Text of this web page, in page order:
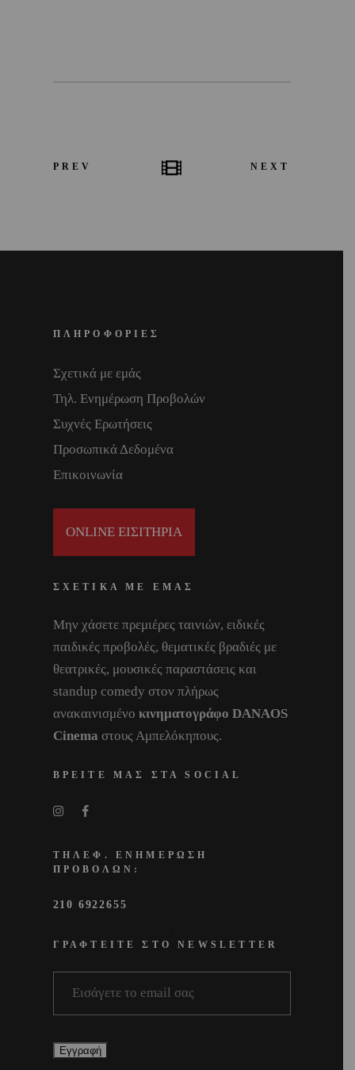
PREV NEXT
ΠΛΗΡΟΦΟΡΙΕΣ
Σχετικά με εμάς
Τηλ. Ενημέρωση Προβολών
Συχνές Ερωτήσεις
Προσωπικά Δεδομένα
Επικοινωνία
ONLINE ΕΙΣΙΤΗΡΙΑ
ΣΧΕΤΙΚΑ ΜΕ ΕΜΑΣ
Μην χάσετε πρεμιέρες ταινιών, ειδικές
παιδικές προβολές, θεματικές βραδιές με
θεατρικές, μουσικές παραστάσεις και
standup comedy στον πλήρως
ανακαινισμένο κινηματογράφο DANAOS
Cinema στους Αμπελόκηπους.
ΒΡΕΙΤΕ ΜΑΣ ΣΤΑ SOCIAL
ΤΗΛΕΦ. ΕΝΗΜΕΡΩΣΗ
ΠΡΟΒΟΛΩΝ:
210 6922655
ΓΡΑΦΤΕΙΤΕ ΣΤΟ NEWSLETTER